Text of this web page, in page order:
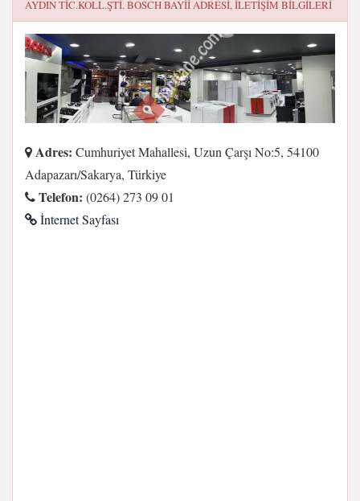
AYDIN TIC.KOLL.ŞTİ. BOSCH BAYIIADRESI, ILETIŞIM BILGILERI
Adres: Cumhuriyet Mahallesi, Uzun Çarşı No:5, 54100
Adapazarı/Sakarya, Türkiye
Telefon: (0264) 273 09 01
İnternet Sayfası